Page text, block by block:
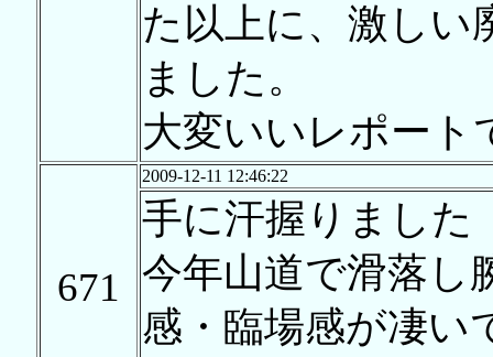
た以上に、激しい
ました。
大変いいレポート
671
2009-12-11 12:46:22
手に汗握りました
今年山道で滑落し
感・臨場感が凄い